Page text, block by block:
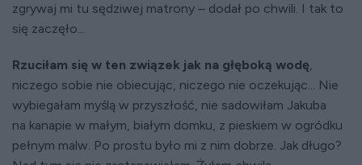
zgrywaj mi tu sędziwej matrony – dodał po chwili. I tak to
się zaczęło...
Rzuciłam się w ten związek jak na głęboką wodę,
niczego sobie nie obiecując, niczego nie oczekując... Nie
wybiegałam myślą w przyszłość, nie sadowiłam Jakuba
na kanapie w małym, białym domku, z pieskiem w ogródku
pełnym malw. Po prostu było mi z nim dobrze. Jak długo?